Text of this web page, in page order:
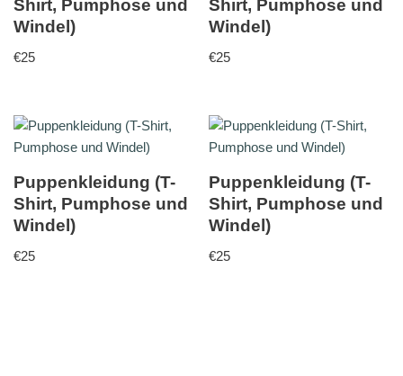
Shirt, Pumphose und
Windel)
€25
Shirt, Pumphose und
Windel)
€25
Puppenkleidung (T-
Shirt, Pumphose und
Windel)
€25
Puppenkleidung (T-
Shirt, Pumphose und
Windel)
€25